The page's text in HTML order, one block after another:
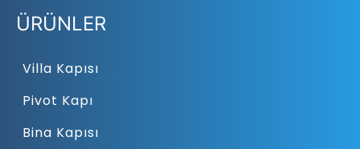
ÜRÜNLER
Villa Kapısı
Pivot Kapı
Bina Kapısı